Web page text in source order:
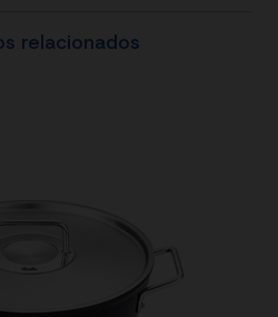
relacionados